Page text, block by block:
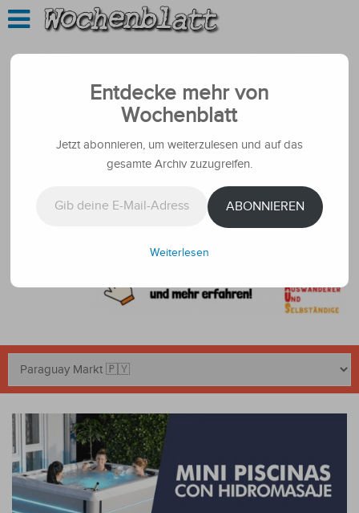
Entdecke mehr von
Wochenblatt
Jetzt abonnieren, um weiterzulesen und auf das
gesamte Archiv zuzugreifen.
ABONNIEREN
Weiterlesen